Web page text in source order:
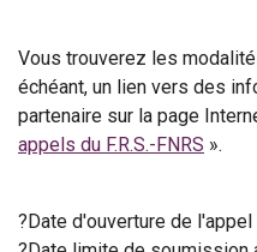
Vous trouverez les
échéant, un lien vers des
partenaire sur la page
appels du F.R.S.-FNRS ».
?Date d'ouverture de